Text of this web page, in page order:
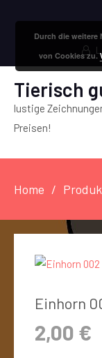
Tierisch
lustige
Preisen!
Home
Einhorn
2,00 €
Durch die weitere
von Cookies zu.